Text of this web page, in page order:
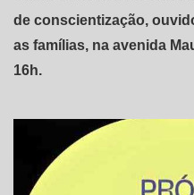
de conscientização,
as famílias, na avenida
16h.